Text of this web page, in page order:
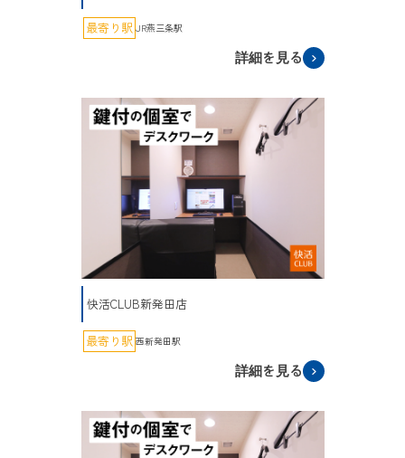
最寄り駅 JR燕三条駅
詳細を見る
快活CLUB新発田店
最寄り駅 西新発田駅
詳細を見る